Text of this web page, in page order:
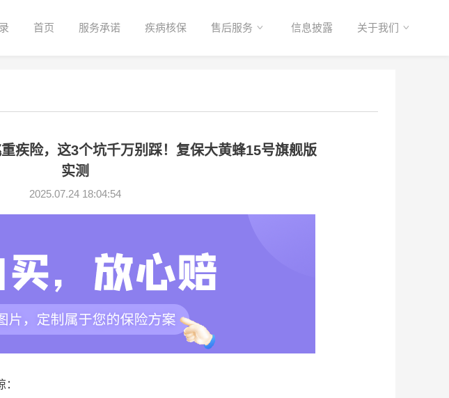
首页 服务承诺 疾病核保 售后服务 信息披露 关于我们
疾险，这3个坑千万别踩！复保大黄蜂15号旗舰版
实测
2025.07.24 18:04:54